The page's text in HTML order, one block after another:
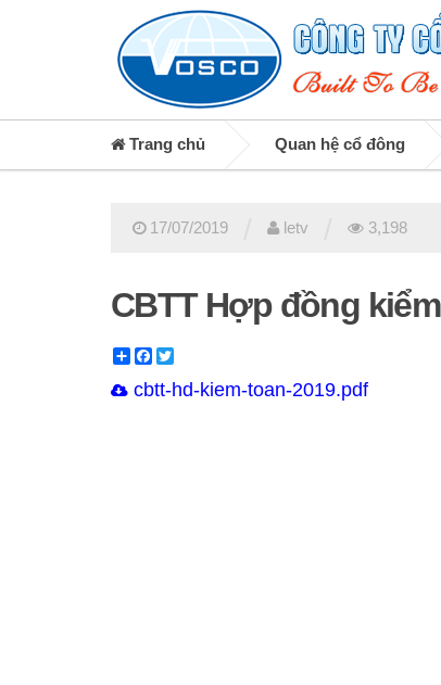
Trang chủ Quan hệ cổ đông
17/07/2019 letv 3,198
CBTT Hợp đồng
ShareFacebook
cbtt-hd-kiem-toan-2019.pdf